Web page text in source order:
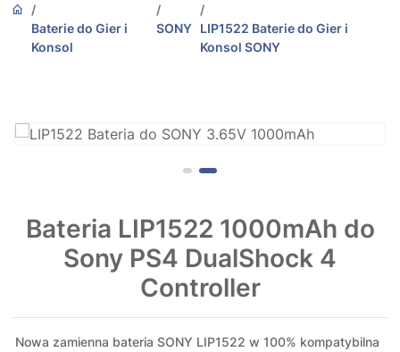
Baterie do Gier i
Konsol
SONY LIP1522 Baterie do Gier i
Konsol SONY
Bateria LIP1522 1000mAh do
Sony PS4 DualShock 4
Controller
Nowa zamienna bateria SONY LIP1522 w 100% kompatybilna